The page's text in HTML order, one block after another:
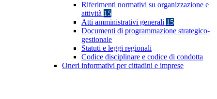
Riferimenti normativi su organizzazione e
attività 15
Atti amministrativi generali 15
Documenti di programmazione strategico-
gestionale
Statuti e leggi regionali
Codice disciplinare e codice di condotta
Oneri informativi per cittadini e imprese